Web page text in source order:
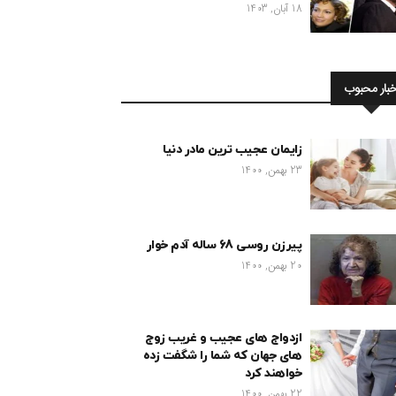
18 آبان, 1403
محبوب
زایمان عجیب ترین مادر دنیا
23 بهمن, 1400
پیرزن روسی 68 ساله آدم خوار
20 بهمن, 1400
ازدواج های عجیب و غریب زوج
های جهان که شما را شگفت زده
خواهند کرد